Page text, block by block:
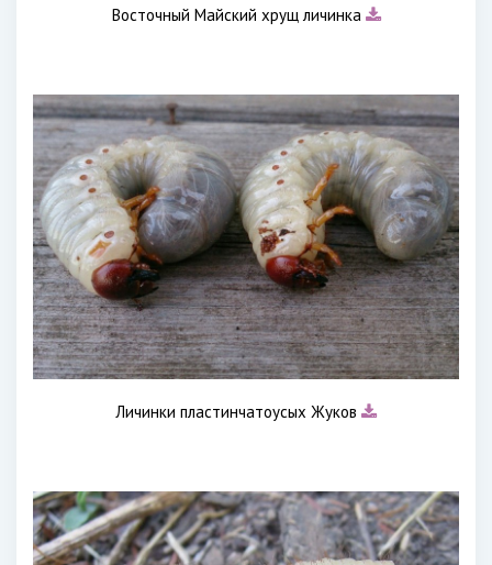
Восточный Майский хрущ личинка
Личинки пластинчатоусых Жуков